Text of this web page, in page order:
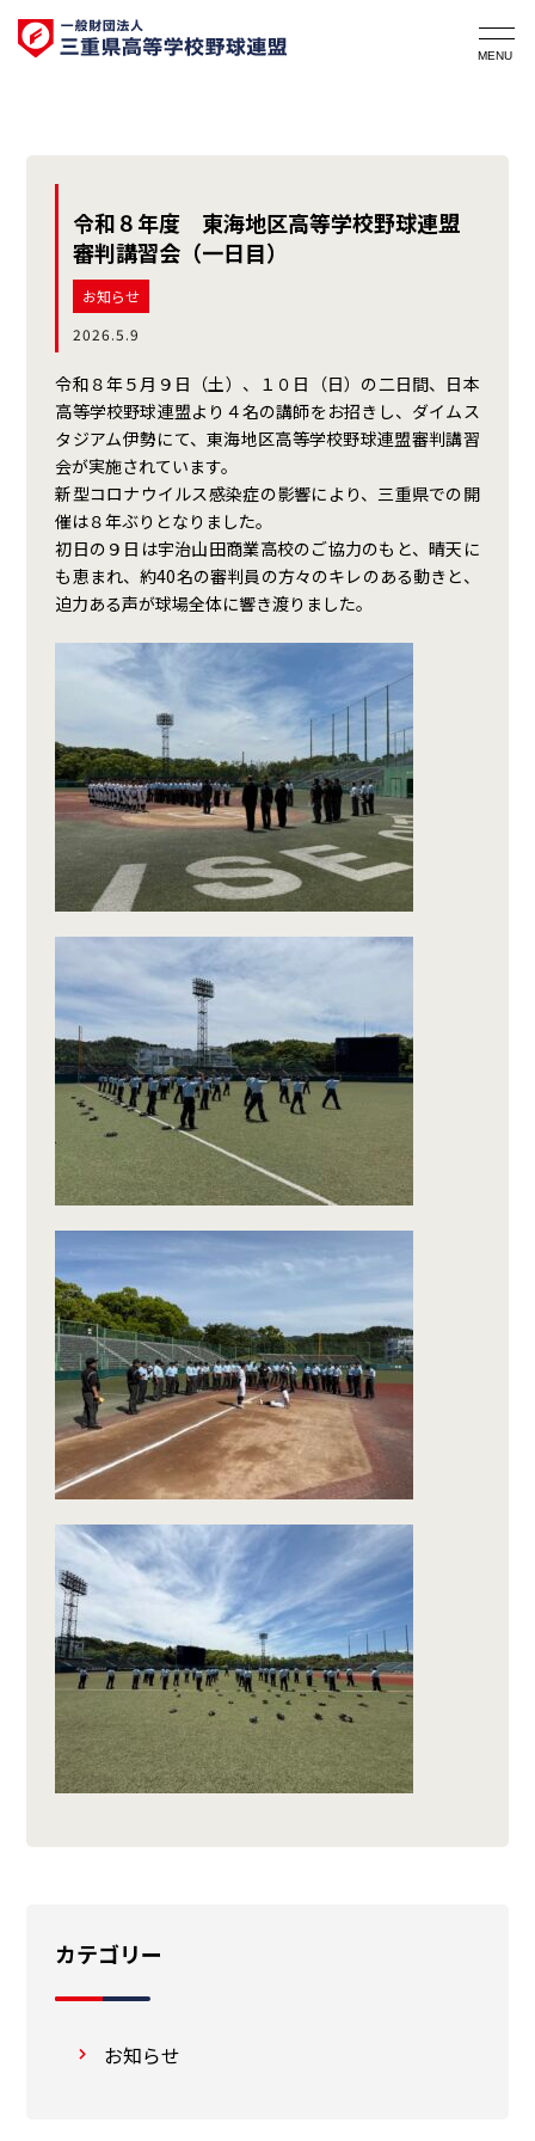
令和８年度 東海地区高等学校野球連盟
審判講習会（一日目）
お知らせ
2026.5.9
令和８年５月９日（土）、１０日（日）の二日間、日本
高等学校野球連盟より４名の講師をお招きし、ダイムス
タジアム伊勢にて、東海地区高等学校野球連盟審判講習
会が実施されています。
新型コロナウイルス感染症の影響により、三重県での開
催は８年ぶりとなりました。
初日の９日は宇治山田商業高校のご協力のもと、晴天に
も恵まれ、約40名の審判員の方々のキレのある動きと、
迫力ある声が球場全体に響き渡りました。
カテゴリー
お知らせ